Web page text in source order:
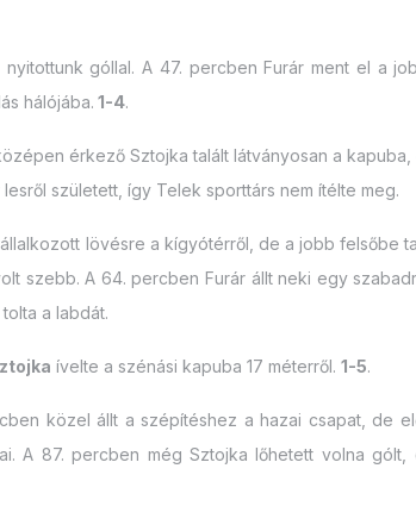
góllal. A 47. percben Furár ment el a
hálójába. 1-4.
érkező Sztojka talált látványosan a kapuba,
született, így Telek sporttárs nem ítélte meg.
lövésre a kígyótérről, de a jobb felsőbe
szebb. A 64. percben Furár állt neki egy
a labdát.
ívelte a szénási kapuba 17 méterről. 1-5.
közel állt a szépítéshez a hazai csapat, de
A 87. percben még Sztojka lőhetett volna gólt,